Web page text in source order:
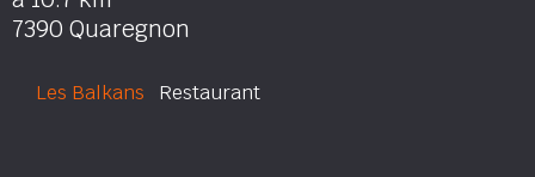
7390 Quaregnon
Les Balkans Restaurant